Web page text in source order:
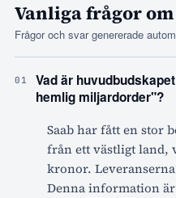
Vanliga frågor
Frågor och svar genererade
01
Vad är
hemlig miljardorder"?
Saab har fått en stor
från ett västligt land,
kronor.
Denna information